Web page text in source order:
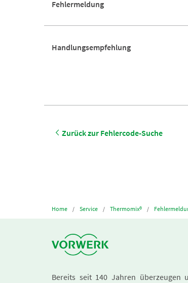
Fehlermeldung
Handlungsempfehlung
Zurück zur Fehlercode-Suche
Home Service Thermomix®
Bereits seit 140 Jahren überzeugen